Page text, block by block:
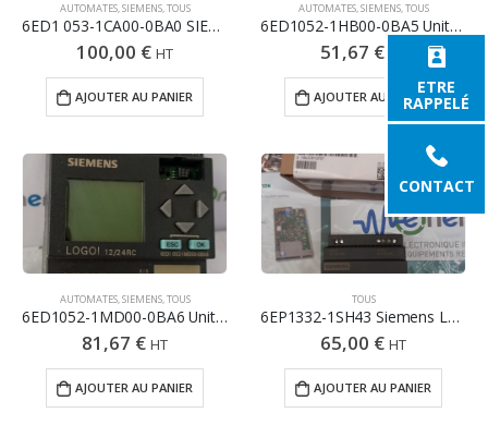
ETRE
RAPPELÉ
CONTACT
AUTOMATES,SIEMENS,TOUS
6ED1 053-1CA00-0BA0 SIEMENS LOGO! 24L
100,00 € HT
AJOUTER AU PANIER
AUTOMATES,SIEMENS,TOUS
6ED1052-1HB00-0BA5 Unité centrale SIEMENS LOGO 8 entrées / 3
51,67 €
AJOUTER AU PANIER
AUTOMATES,SIEMENS,TOUS
6ED1052-1MD00-0BA6 Unité centrale SIEMENS LOGO 8 entrées / 3
81,67 € HT
AJOUTER AU PANIER
TOUS
6EP1332-1SH43 Siemens LOGO!POWER Power Supply
65,00 € HT
AJOUTER AU PANIER